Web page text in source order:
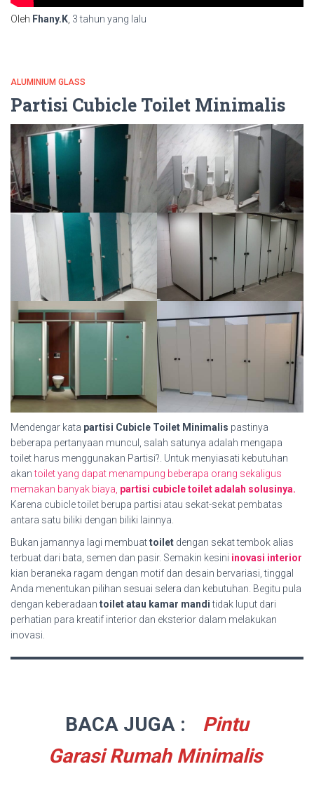
Oleh Fhany.K 3 tahun yang lalu
ALUMINIUM GLASS
Partisi Cubicle Toilet Minimalis
Mendengar kata partisi Cubicle Toilet Minimalis pastinya
beberapa pertanyaan muncul, salah satunya adalah mengapa
toilet harus menggunakan Partisi?. Untuk menyiasati kebutuhan
akantoilet yang dapat menampung beberapa orang sekaligus
memakan banyak biaya, partisi cubicle toilet adalah solusinya.
Karena cubicle toilet berupa partisi atau sekat-sekat pembatas
antara satu biliki dengan biliki lainnya.
Bukan jamannya lagi membuattoilet dengan sekat tembok alias
terbuat dari bata, semen dan pasir. Semakin kesini inovasi interior
kian beraneka ragam dengan motif dan desain bervariasi, tinggal
Anda menentukan pilihan sesuai selera dan kebutuhan. Begitu pula
dengan keberadaan toilet atau kamar manditidak luput dari
perhatian para kreatif interior dan eksterior dalam melakukan
inovasi.
BACA JUGA :
Pintu
Garasi Rumah Minimalis